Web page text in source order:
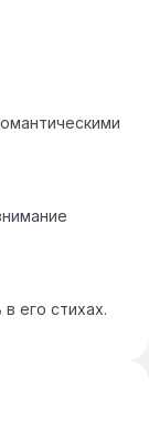
его стихах.